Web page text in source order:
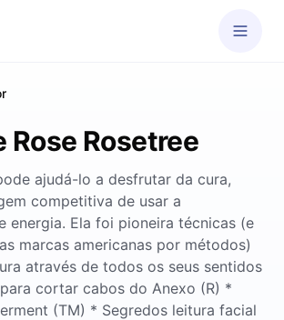
Rose Rosetree
ajudá-lo a desfrutar da cura,
competitiva de usar a
energia. Ela foi pioneira técnicas (e
marcas americanas por métodos)
através de todos os seus sentidos
cortar cabos do Anexo (R) *
(TM) * Segredos leitura facial